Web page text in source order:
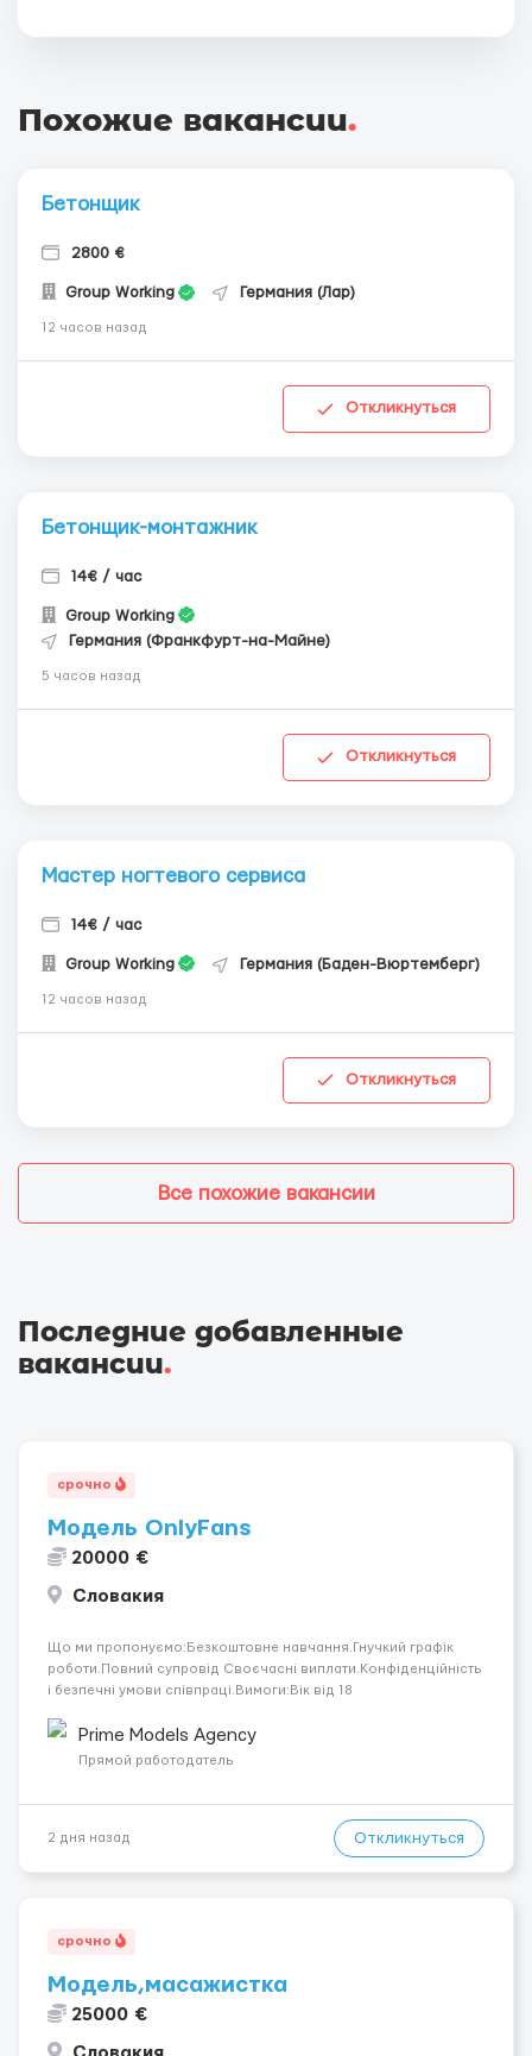
Похожие вакансии.
Бетонщик
2800 €
Group Working Германия (Лар)
12 часов назад
Откликнуться
Бетонщик-монтажник
14€ / час
Group Working
Германия (Франкфурт-на-Майне)
5 часов назад
Откликнуться
Мастер ногтевого сервиса
14€ / час
Group Working Германия (Баден-Вюртемберг)
12 часов назад
Откликнуться
Все похожие вакансии
Последние добавленные
вакансии.
срочно
Модель OnlyFans
20000 €
Словакия
Що ми пропонуємо:Безкоштовне навчання.Гнучкий графік
роботи.Повний супровід Своєчасні виплати.Конфіденційність
і безпечні умови співпраці.Вимоги:Вік від 18
розвиватися.Досвід не обов’язковий.Якщо вас зацікавила
вакансія — залишайте відгук, і ми зв’яжемося ...
Prime Models Agency
Прямой работодатель
2 дня назад Откликнуться
срочно
Модель,масажистка
25000 €